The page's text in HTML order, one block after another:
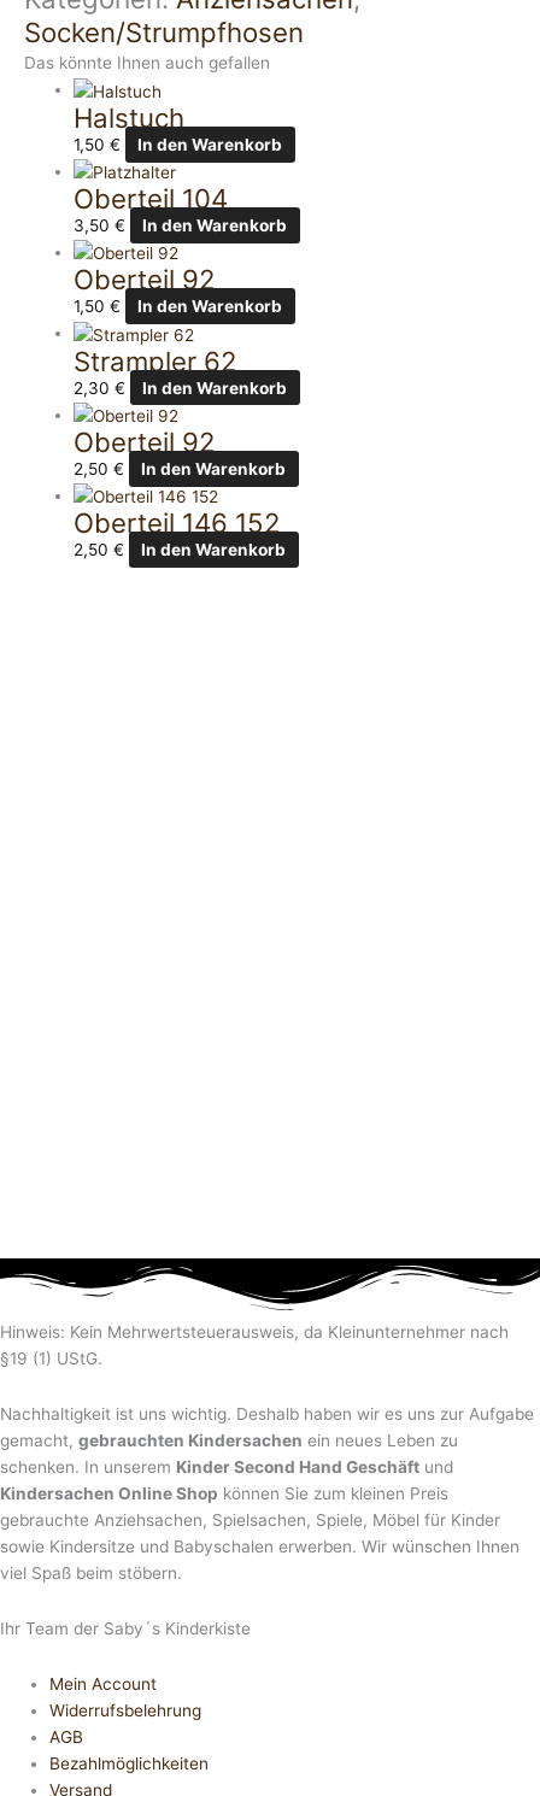
Socken/Strumpfhosen
Das könnte Ihnen auch gefallen
Halstuch
1,50€ In den Warenkorb
Oberteil 104
3,50€ In den Warenkorb
Oberteil 92
1,50€ In den Warenkorb
Strampler 62
2,30€ In den Warenkorb
Oberteil 92
2,50€ In den Warenkorb
Oberteil 146 152
2,50€ In den Warenkorb
Hinweis: Kein Mehrwertsteuerausweis, da Kleinunternehmer nach
§19 (1) UStG.
Nachhaltigkeit ist uns wichtig. Deshalb haben wir es uns zur Aufgabe
gemacht, gebrauchten Kindersachen ein neues Leben zu
schenken. In unserem Kinder Second Hand Geschäft und
Kindersachen Online Shop können Sie zum kleinen Preis
gebrauchte Anziehsachen, Spiel­sachen, Spiele, Möbel für Kinder
sowie Kindersitze und Babyschalen erwerben. Wir wünschen Ihnen
viel Spaß beim stöbern.
Ihr Team der Saby´s Kinderkiste
Mein Account
Widerrufsbelehrung
AGB
Bezahlmöglichkeiten
Versand